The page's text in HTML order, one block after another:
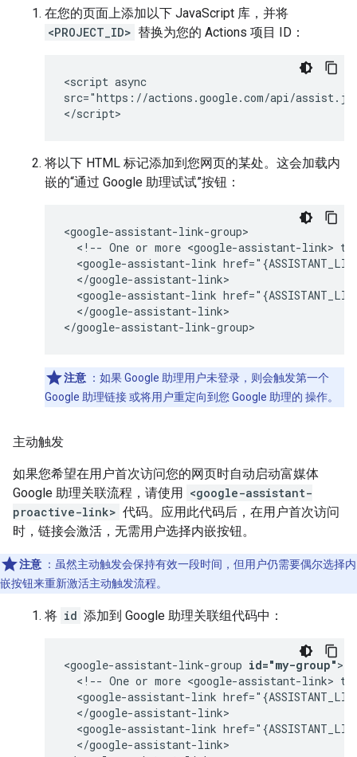
在您的页面上添加以下 JavaScript 库，并将
<PROJECT_ID> 替换为您的 Actions 项目 ID：
<script async
src="https://actions.google.com/api/
将以下 HTML 标记添加到您网页的某处。这会加载内
嵌的“通过 Google 助理试试”按钮：
<google-assistant-link-group>
<!-- One or more <google-assistant-link>
<google-assistant-link
  </google-assistant-link>
<google-assistant-link
  </google-assistant-link>
注意 ：如果 Google 助理用户未登录，则会触发第一个
Google 助理链接 或将用户重定向到您 Google 助理的 操作。
主动触发
如果您希望在用户首次访问您的网页时自动启动富媒体
Google 助理关联流程，请使用
<google-assistant-
proactive-link> 代码。应用此代码后，在用户首次访问
时，链接会激活，无需用户选择内嵌按钮。
注意 ：虽然主动触发会保持有效一段时间，但用户仍需要偶尔选择内
嵌按钮来重新激活主动触发流程。
将 id 添加到 Google 助理关联组代码中：
<google-assistant-link-group id="my-group">
<!-- One or more <google-assistant-link>
<google-assistant-link
  </google-assistant-link>
<google-assistant-link
  </google-assistant-link>